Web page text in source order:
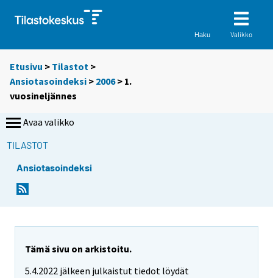
Haku Valikko
Etusivu > Tilastot >
Ansiotasoindeksi > 2006> 1.
vuosineljännes
Avaa valikko
TILASTOT
Ansiotasoindeksi
Tämä sivu on arkistoitu.
5.4.2022 jälkeen julkaistut tiedot löydät